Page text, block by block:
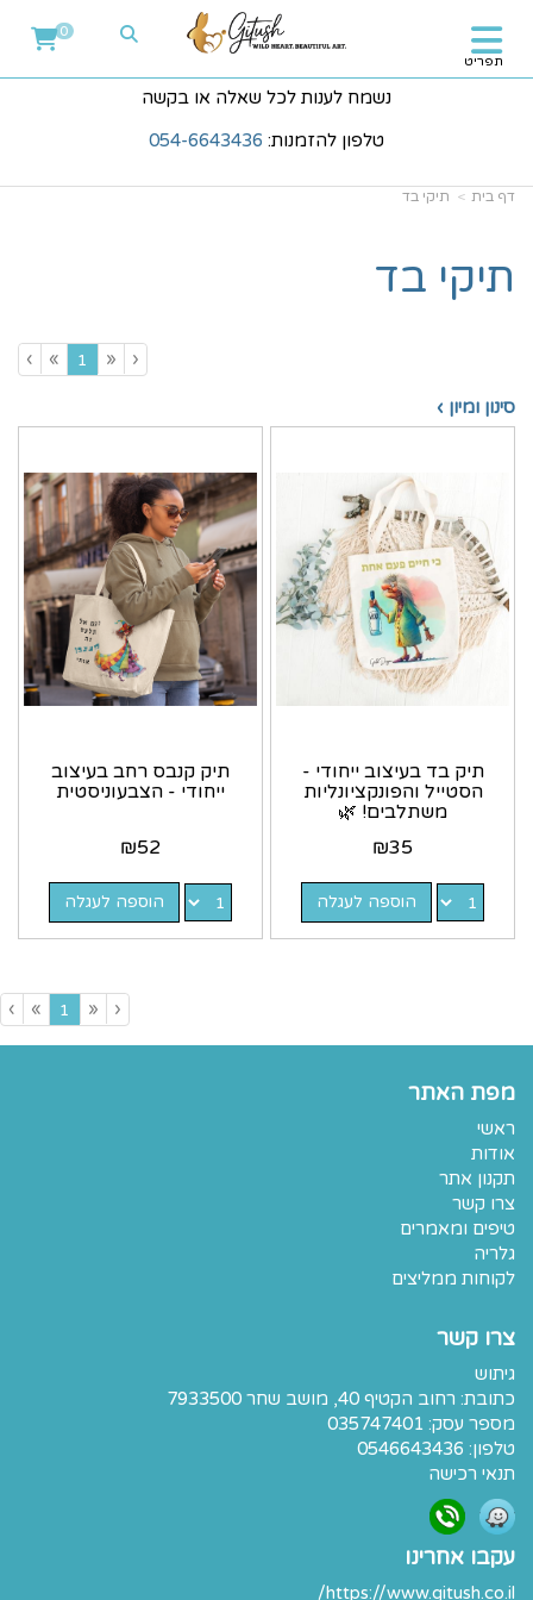
נשמח לענות לכל שאלה או בקשה
טלפון להזמנות: 054-6643436
תפריט
0
דף בית תיקי בד
תיקי בד
‹
«
1
»
›
סינון ומיון ›
תיק בד בעיצוב ייחודי -
הסטייל והפונקציונליות
משתלבים! 🌿
₪35
הוספה לעגלה
תיק קנבס רחב בעיצוב
ייחודי - הצבעוניסטית
₪52
הוספה לעגלה
‹
«
1
»
›
מפת האתר
ראשי
אודות
תקנון אתר
צרו קשר
טיפים ומאמרים
גלריה
לקוחות ממליצים
צרו קשר
גיתוש
כתובת: רחוב הקטיף 40, מושב שחר 7933500
מספר עסק: 035747401
טלפון: 0546643436
תנאי רכישה
עקבו אחרינו
https://www.gitush.co.il/